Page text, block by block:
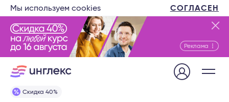
Мы используем cookies СОГЛАСЕН
Реклама
Скидка 40%